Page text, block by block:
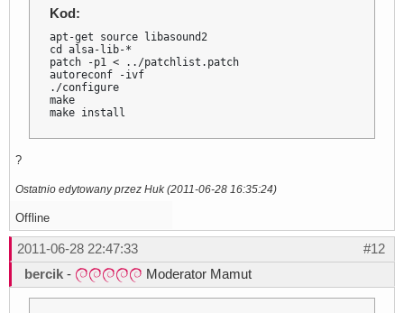
Kod:
apt-get source libasound2
cd alsa-lib-*
patch -p1 < ../patchlist.patch
autoreconf -ivf
./configure
make
make install
?
Ostatnio edytowany przez Huk (2011-06-28 16:35:24)
Offline
#12
2011-06-28 22:47:33
bercik - Moderator Mamut